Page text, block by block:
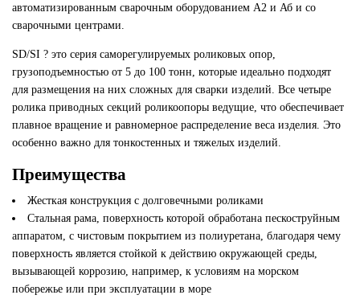
автоматизированным сварочным оборудованием А2 и Аб и со
сварочными центрами.
SD/SI ? это серия саморегулируемых роликовых опор,
грузоподъемностью от 5 до 100 тонн, которые идеально подходят
для размещения на них сложных для сварки изделий. Все четыре
ролика приводных секций роликоопоры ведущие, что обеспечивает
плавное вращение и равномерное распределение веса изделия. Это
особенно важно для тонкостенных и тяжелых изделий.
Преимущества
Жесткая конструкция с долговечными роликами
Стальная рама, поверхность которой обработана пескоструйным
аппаратом, с чистовым покрытием из полиуретана, благодаря чему
поверхность является стойкой к действию окружающей среды,
вызывающей коррозию, например, к условиям на морском
побережье или при эксплуатации в море